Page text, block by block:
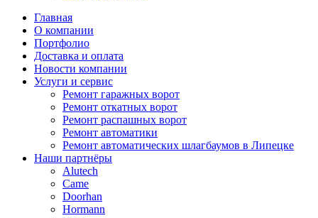
Главная
О компании
Портфолио
Доставка и оплата
Новости компании
Услуги и сервис
Ремонт гаражных ворот
Ремонт откатных ворот
Ремонт распашных ворот
Ремонт автоматики
Ремонт автоматических шлагбаумов в Липецке
Наши партнёры
Alutech
Came
Doorhan
Hormann